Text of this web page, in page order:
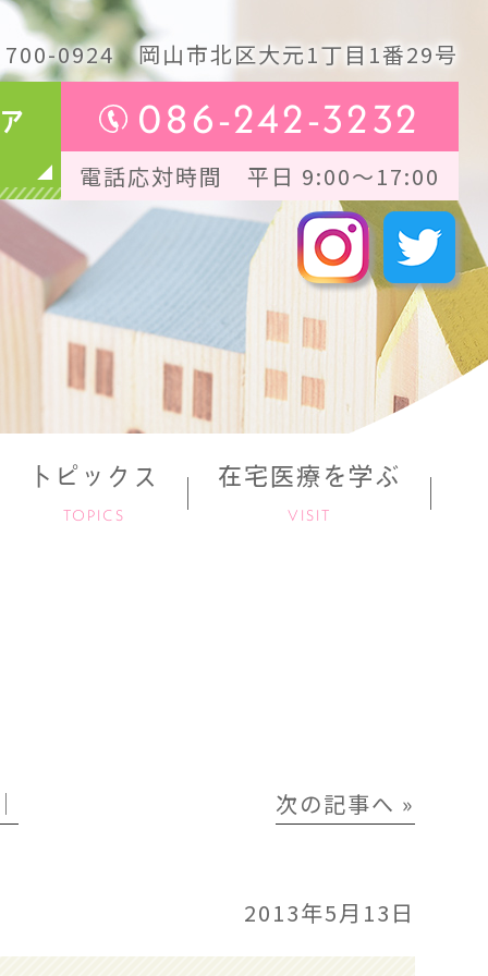
700-0924岡山市北区大元1丁目1番29号
086-242-3232
電話応対時間 平日 9:00～17:00
トピックス
TOPICS
在宅医療を学ぶ
VISIT
次の記事へ »
2013年5月13日